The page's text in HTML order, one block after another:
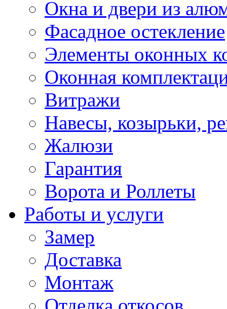
Окна и двери из
Фасадное остекление
Элементы оконных
Оконная
Витражи
Навесы, козырьки,
Жалюзи
Гарантия
Ворота и Роллеты
Работы и услуги
Замер
Доставка
Монтаж